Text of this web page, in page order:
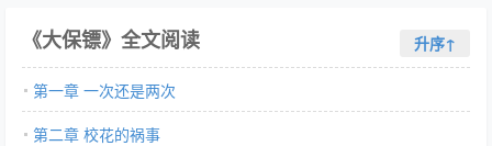
《大保镖》全文阅读 升序↑
第一章 一次还是两次
第二章 校花的祸事